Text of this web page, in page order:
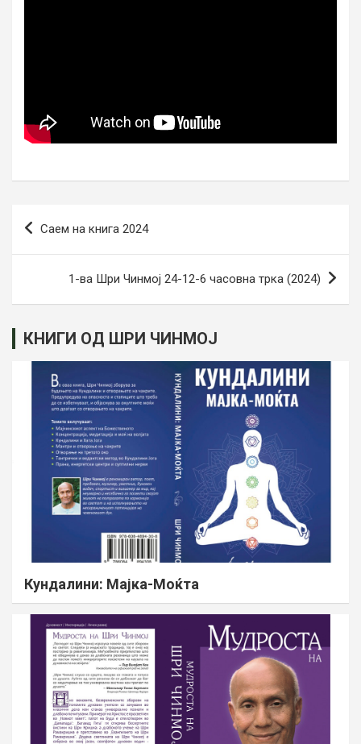
Навигација
на
Саем на книга 2024
1-ва Шри Чинмој 24-12-6 часовна трка (2024)
КНИГИ ОД ШРИ ЧИНМОЈ
Кундалини: Мајка-Моќта